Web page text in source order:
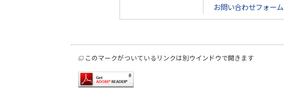
お問い合わせフォーム
このマークがついているリンクは別ウインドウで開きます